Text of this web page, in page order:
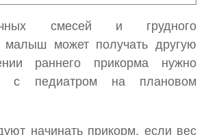
смесей и грудного
малыш может получать другую
раннего прикорма нужно
с педиатром на плановом
начинать прикорм, если вес